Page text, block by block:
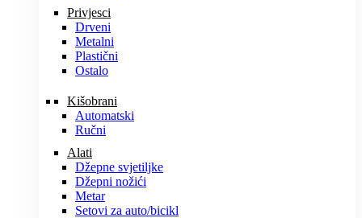
Privjesci
Drveni
Metalni
Plastični
Ostalo
Kišobrani
Automatski
Ručni
Alati
Džepne svjetiljke
Džepni nožići
Metar
Setovi za auto/bicikl